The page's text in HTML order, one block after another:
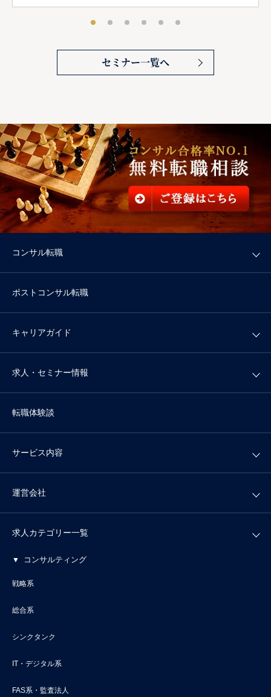
セミナー一覧へ
コンサル転職
ポストコンサル転職
キャリアガイド
求人・セミナー情報
転職体験談
サービス内容
運営会社
求人カテゴリー一覧
コンサルティング
戦略系
総合系
シンクタンク
IT・デジタル系
FAS系・監査法人